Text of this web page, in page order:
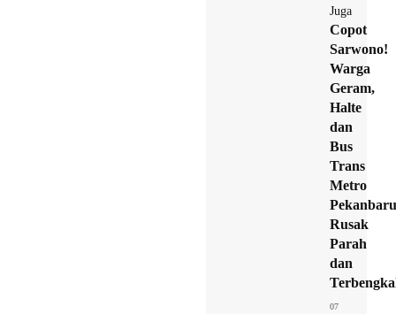
Juga
Copot
Sarwono!
Warga
Geram,
Halte
dan
Bus
Trans
Metro
Pekanbaru
Rusak
Parah
dan
07